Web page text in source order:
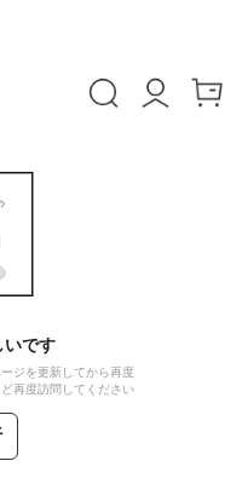
いです
ジを更新してから再度
再度訪問してください